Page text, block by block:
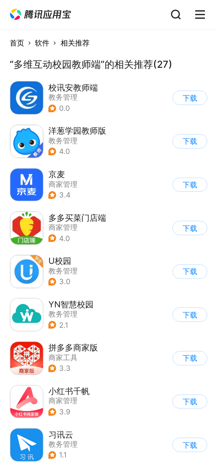
首页 软件 相关推荐
“多维互动校园教师端”的相关推荐(27)
校讯安教师端
教务管理
0.0
下载
洋葱学园教师版
教务管理
4.0
下载
京麦
商家管理
3.4
下载
多多买菜门店端
商家管理
4.0
下载
U校园
教务管理
3.0
下载
YN智慧校园
教务管理
2.1
下载
拼多多商家版
商家工具
3.3
下载
小红书千帆
商家管理
3.9
下载
习讯云
教务管理
1.1
下载